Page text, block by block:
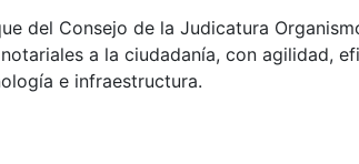
del Consejo de la Judicatura
a la ciudadanía, con agilidad,
e infraestructura.